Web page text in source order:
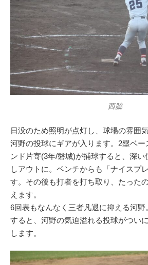
西脇
日没のため照明が点灯し、球場の雰囲
河野の投球にギアが入ります。2塁ベー
ンド片寄(3年/磐城)が捕球すると、深
しアウトに。ベンチからも「ナイスプ
す。その後も打者を打ち取り、たった
えます。
6回表もなんなく三者凡退に抑える河野
すると、河野の気迫溢れる投球がつい
します。